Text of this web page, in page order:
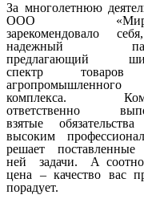
За многолетнюю
ООО
зарекомендовало
надежный
предлагающий
спектр
агропромышленного
комплекса.
ответственно
взятые
высоким
решает поставленные
ней задачи. А
цена – качество вас
порадует.